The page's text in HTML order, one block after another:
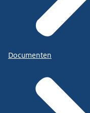
Documenten